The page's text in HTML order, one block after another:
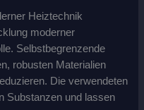
Heiztechnik
moderner
Selbstbegrenzende
robusten Materialien
Die verwendeten
Substanzen und lassen